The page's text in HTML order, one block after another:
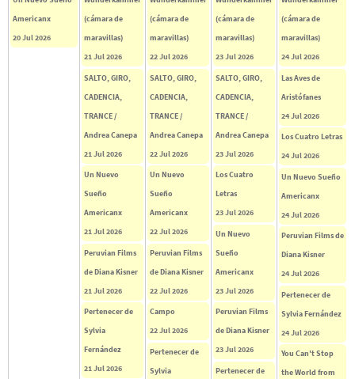
Americanx
20 Jul 2026
(cámara de
maravillas)
21 Jul 2026
SALTO, GIRO,
CADENCIA,
TRANCE /
Andrea Canepa
21 Jul 2026
Un Nuevo
Sueño
Americanx
21 Jul 2026
Peruvian Films
de Diana Kisner
21 Jul 2026
Pertenecer de
Sylvia
Fernández
21 Jul 2026
(cámara de
maravillas)
22 Jul 2026
SALTO, GIRO,
CADENCIA,
TRANCE /
Andrea Canepa
22 Jul 2026
Un Nuevo
Sueño
Americanx
22 Jul 2026
Peruvian Films
de Diana Kisner
22 Jul 2026
Campo
22 Jul 2026
Pertenecer de
Sylvia
(cámara de
maravillas)
23 Jul 2026
SALTO, GIRO,
CADENCIA,
TRANCE /
Andrea Canepa
23 Jul 2026
Los Cuatro
Letras
23 Jul 2026
Un Nuevo
Sueño
Americanx
23 Jul 2026
Peruvian Films
de Diana Kisner
23 Jul 2026
Pertenecer de
(cámara de
maravillas)
24 Jul 2026
Las Aves de
Aristófanes
24 Jul 2026
Los Cuatro Letras
24 Jul 2026
Un Nuevo Sueño
Americanx
24 Jul 2026
Peruvian Films de
Diana Kisner
24 Jul 2026
Pertenecer de
Sylvia Fernández
24 Jul 2026
You Can't Stop
the World from